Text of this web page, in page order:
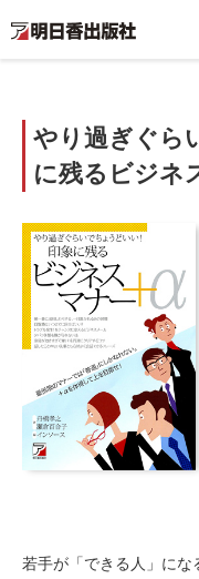
やり過ぎぐら
に残るビジネ
若手が「できる人」にな